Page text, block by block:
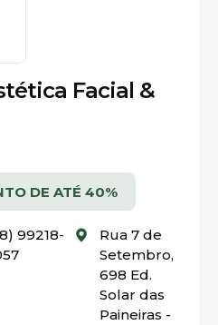
Facial &
DE ATÉ 40%
99218-
Rua 7 de
Setembro,
698 Ed.
Solar das
Paineiras -